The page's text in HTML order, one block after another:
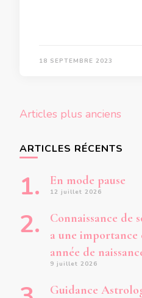
18 SEPTEMBRE 2023
Navigation
articles
Articles plus anciens
ARTICLES RÉCENTS
En mode pause
12 juillet 2026
Connaissance de
a une
année de
9 juillet 2026
Guidance